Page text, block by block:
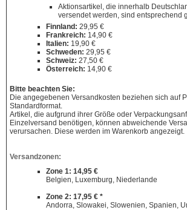
Aktionsartikel, die innerhalb
versendet werden, sind entsprechend
Finnland: 29,95 €
Frankreich: 14,90 €
Italien: 19,90 €
Schweden: 29,95 €
Schweiz: 27,50 €
Österreich: 14,90 €
Bitte beachten Sie:
Die angegebenen Versandkosten beziehen sich auf
Standardformat.
Artikel, die aufgrund ihrer Größe oder
Einzelversand benötigen, können abweichende
verursachen. Diese werden im Warenkorb angezeigt.
Versandzonen:
Zone 1: 14,95 €
Belgien, Luxemburg, Niederlande
Zone 2: 17,95 € *
Andorra, Slowakei, Slowenien, Spanien,